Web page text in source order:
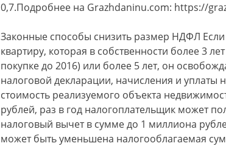
0,7.Подробнее на Grazhdaninu.com: https://
Законные способы снизить размер НДФЛ
квартиру, которая в собственности более 3
покупке до 2016) или более 5 лет, он
налоговой декларации, начисления и уплаты
стоимость реализуемого объекта
рублей, раз в год налогоплательщик может
налоговый вычет в сумме до 1 миллиона
может быть уменьшена налогооблагаемая